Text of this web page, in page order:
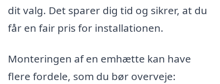
dit valg. Det sparer dig tid og sikrer, at du
får en fair pris for installationen.
Monteringen af en emhætte kan have
flere fordele, som du bør overveje: